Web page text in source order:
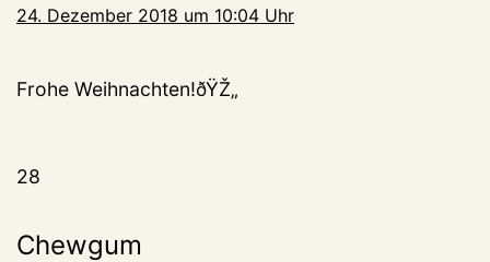
24. Dezember 2018 um 10:04 Uhr
Frohe Weihnachten!ðŸŽ„
28
Chewgum